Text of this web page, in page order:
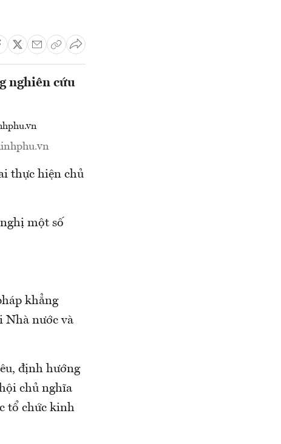
nghiên cứu
thực hiện chủ
một số
khẳng
Nhà nước và
định hướng
chủ nghĩa
tổ chức kinh